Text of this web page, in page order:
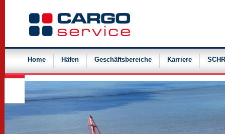
Navigation
überspringen
Home Häfen Geschäftsbereiche Karriere